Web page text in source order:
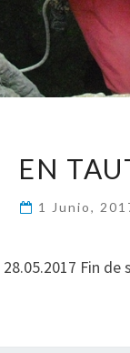
EN
1 Junio,
Fin